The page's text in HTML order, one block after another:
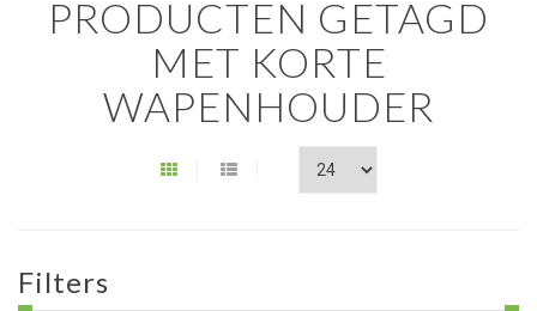
PRODUCTEN GETAGD
MET KORTE
WAPENHOUDER
Filters